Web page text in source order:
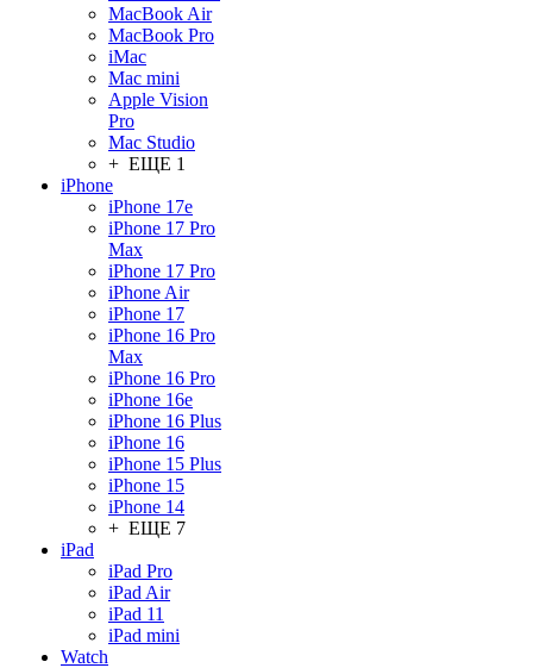
MacBook Air
MacBook Pro
iMac
Mac mini
Apple Vision
Pro
Mac Studio
+ ЕЩЕ 1
iPhone
iPhone 17e
iPhone 17 Pro
Max
iPhone 17 Pro
iPhone Air
iPhone 17
iPhone 16 Pro
Max
iPhone 16 Pro
iPhone 16e
iPhone 16 Plus
iPhone 16
iPhone 15 Plus
iPhone 15
iPhone 14
+ ЕЩЕ 7
iPad
iPad Pro
iPad Air
iPad 11
iPad mini
Watch